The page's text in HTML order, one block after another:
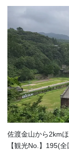
佐渡金山から2km
【観光No.】195(